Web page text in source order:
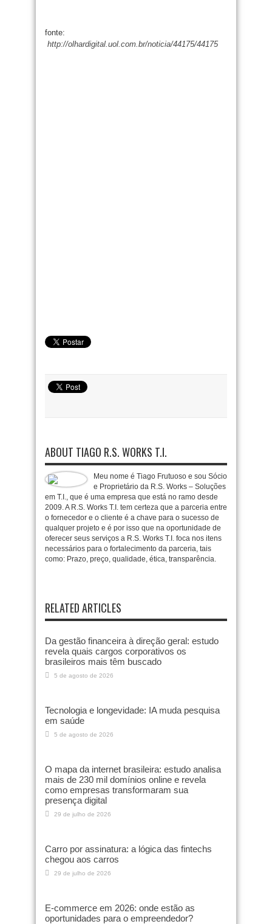
fonte:
http://olhardigital.uol.com.br/noticia/44175/44175
ABOUT TIAGO R.S. WORKS T.I.
Meu nome é Tiago Frutuoso e sou Sócio
e Proprietário da R.S. Works – Soluções
em T.I., que é uma empresa que está no ramo desde
2009. A R.S. Works T.I. tem certeza que a parceria entre
o fornecedor e o cliente é a chave para o sucesso de
qualquer projeto e é por isso que na oportunidade de
oferecer seus serviços a R.S. Works T.I. foca nos itens
necessários para o fortalecimento da parceria, tais
como: Prazo, preço, qualidade, ética, transparência.
RELATED ARTICLES
Da gestão financeira à direção geral: estudo
revela quais cargos corporativos os
brasileiros mais têm buscado
5 de agosto de 2026
Tecnologia e longevidade: IA muda pesquisa
em saúde
5 de agosto de 2026
O mapa da internet brasileira: estudo analisa
mais de 230 mil domínios online e revela
como empresas transformaram sua
presença digital
29 de julho de 2026
Carro por assinatura: a lógica das fintechs
chegou aos carros
29 de julho de 2026
E-commerce em 2026: onde estão as
oportunidades para o empreendedor?